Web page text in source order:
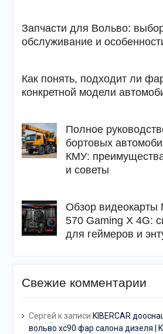
Запчасти для Вольво:
обслуживание и
Как понять, подходит ли
конкретной модели
Полное
бортовых
КМУ:
и советы
Обзор видеокарты
570 Gaming X 4G:
для геймеров и
Свежие комментарии
Сергей к записи KIBERCAR
вольво хс90 фар салона дизеля |